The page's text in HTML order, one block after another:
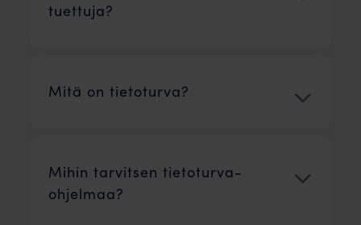
tuettuja?
Mitä on tietoturva?
Mihin tarvitsen tieto­turva­
ohjelmaa?